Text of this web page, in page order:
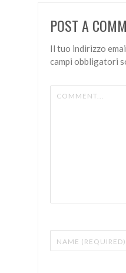
MOLLA!!
POST A
Il tuo indirizzo
campi obbligatori